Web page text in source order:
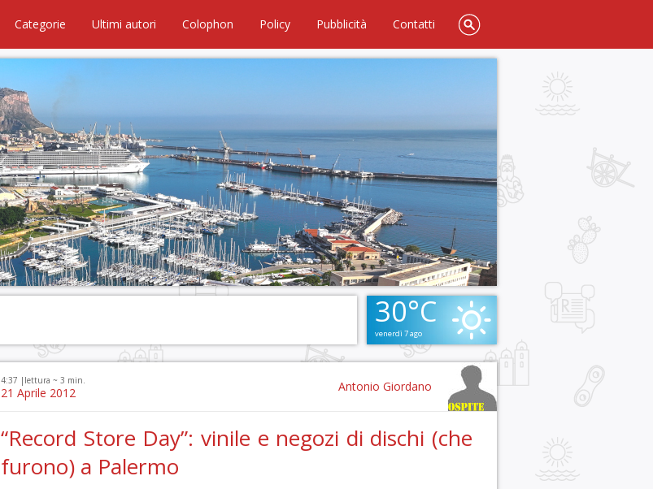
Categorie Ultimi autori Colophon Policy Pubblicità Contatti
30°C
venerdì 7 ago
4:37 | lettura ~ 3 min.
21 Aprile 2012 Antonio Giordano
“Record Store Day”: vinile e negozi di dischi (che
furono) a Palermo